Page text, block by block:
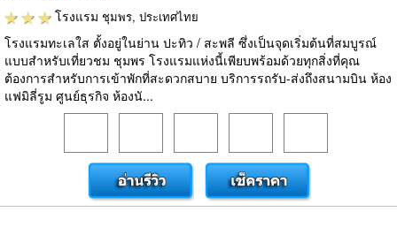
โรงแรม ชุมพร, ประเทศไทย
โรงแรมทะเลใส ตั้งอยู่ในย่าน ปะทิว / สะพลี ซึ่งเป็นจุดเริ่มต้นที่สมบูรณ์
แบบสำหรับเที่ยวชม ชุมพร โรงแรมแห่งนี้เพียบพร้อมด้วยทุกสิ่งที่คุณ
ต้องการสำหรับการเข้าพักที่สะดวกสบาย บริการรถรับ-ส่งถึงสนามบิน ห้อง
แฟมิลี่รูม ศูนย์ธุรกิจ ห้องนั...